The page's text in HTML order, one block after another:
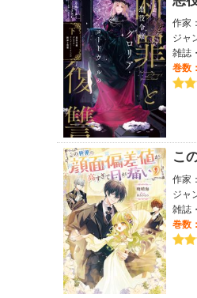
作家：
ジャ
雑誌
巻数：
こ
作家：
ジャ
雑誌
巻数：